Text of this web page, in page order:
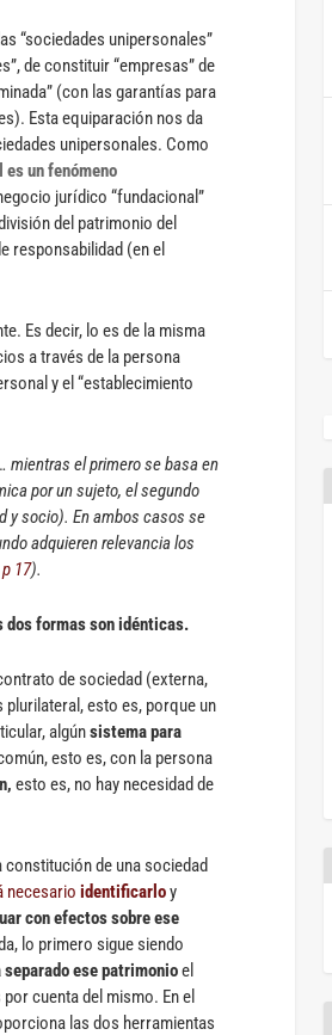
“sociedades unipersonales”
de constituir “empresas” de
(con las garantías para
Esta equiparación nos da
unipersonales. Como
un fenómeno
jurídico “fundacional”
del patrimonio del
responsabilidad (en el
Es decir, lo es de la misma
a través de la persona
y el “establecimiento
mientras el primero se basa en
por un sujeto, el segundo
y socio). En ambos casos se
adquieren relevancia los
17).
formas son idénticas.
de sociedad (externa,
esto es, porque un
algúnsistema para
esto es, con la persona
esto es, no hay necesidad de
constitución de una sociedad
necesario identificarloy
con efectos sobre ese
lo primero sigue siendo
ese patrimonioel
cuenta del mismo. En el
las dos herramientas